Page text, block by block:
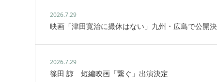
2026.7.29
映画「津田寛治に撮休はない」九州・広島で公開
2026.7.29
篠田 諒 短編映画「繋ぐ」出演決定